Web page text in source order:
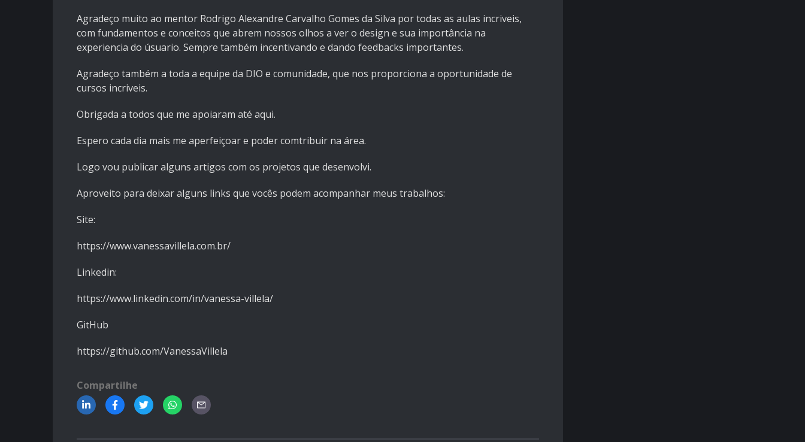
Agradeço muito ao mentor Rodrigo Alexandre Carvalho Gomes da Silva por todas as aulas incriveis,
com fundamentos e conceitos que abrem nossos olhos a ver o design e sua importância na
experiencia do úsuario. Sempre também incentivando e dando feedbacks importantes.
Agradeço também a toda a equipe da DIO e comunidade, que nos proporciona a oportunidade de
cursos incriveis.
Obrigada a todos que me apoiaram até aqui.
Espero cada dia mais me aperfeiçoar e poder comtribuir na área.
Logo vou publicar alguns artigos com os projetos que desenvolvi.
Aproveito para deixar alguns links que vocês podem acompanhar meus trabalhos:
Site:
https://www.vanessavillela.com.br/
Linkedin:
https://www.linkedin.com/in/vanessa-villela/
GitHub
https://github.com/VanessaVillela
Compartilhe